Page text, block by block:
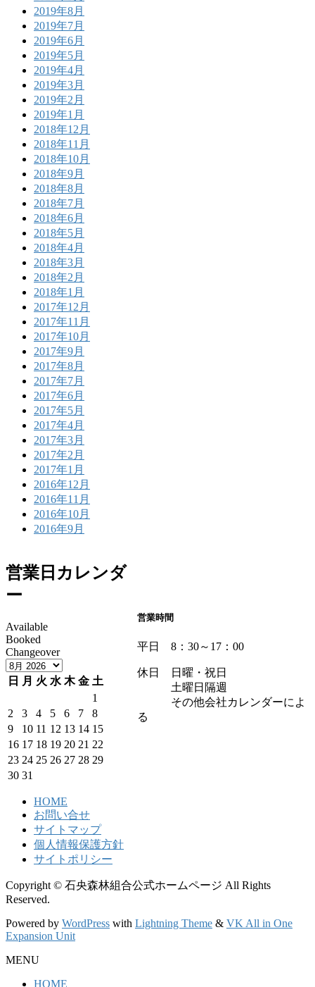
2019年8月
2019年7月
2019年6月
2019年5月
2019年4月
2019年3月
2019年2月
2019年1月
2018年12月
2018年11月
2018年10月
2018年9月
2018年8月
2018年7月
2018年6月
2018年5月
2018年4月
2018年3月
2018年2月
2018年1月
2017年12月
2017年11月
2017年10月
2017年9月
2017年8月
2017年7月
2017年6月
2017年5月
2017年4月
2017年3月
2017年2月
2017年1月
2016年12月
2016年11月
2016年10月
2016年9月
営業日カレンダ
ー
Available
Booked
Changeover
日 月 火 水 木 金 土
1
2
3 4 5 6 7
8
9
10 11 12 13 14 15
16 17 18 19 20 21 22
23 24 25 26 27 28 29
30 31
営業時間
平日 8：30～17：00
休日 日曜・祝日
土曜日隔週
その他会社カレンダーによ
る
HOME
お問い合せ
サイトマップ
個人情報保護方針
サイトポリシー
Copyright © 石央森林組合公式ホームページ All Rights
Reserved.
Powered by WordPress with Lightning Theme & VK All in One
Expansion Unit
MENU
HOME